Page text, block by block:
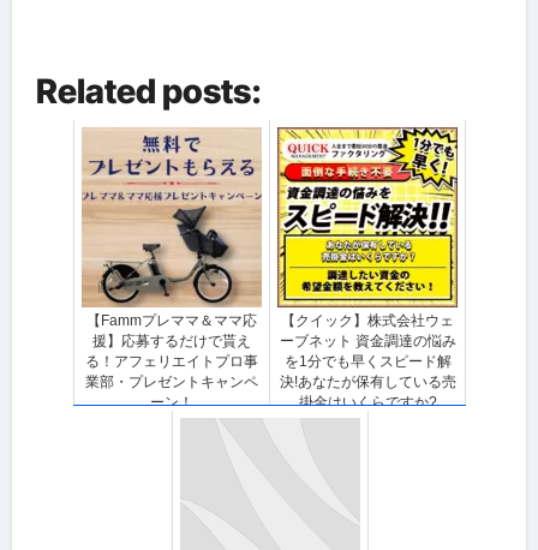
Related posts:
【Fammプレママ＆ママ応
援】応募するだけで貰え
る！アフェリエイトプロ事
業部・プレゼントキャンペ
ーン！
【クイック】株式会社ウェ
ーブネット 資金調達の悩み
を1分でも早くスピード解
決!あなたが保有している売
掛金はいくらですか?